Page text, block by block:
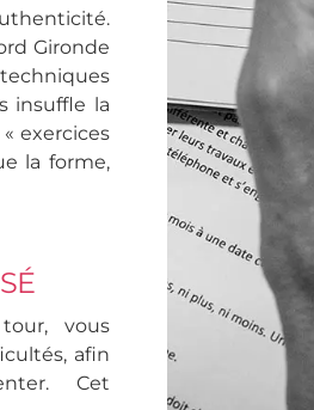
Gironde
insuffle la
exercices
la forme,
vous
afin
Cet